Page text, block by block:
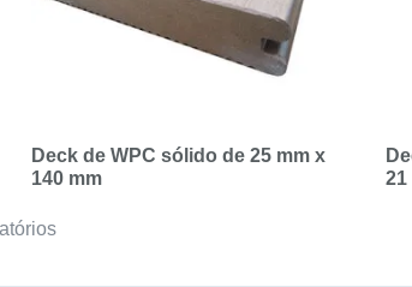
Deck de WPC sólido de 25 mm x
140 mm
21